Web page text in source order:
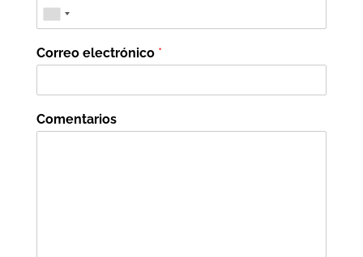
Correo electrónico *
Comentarios